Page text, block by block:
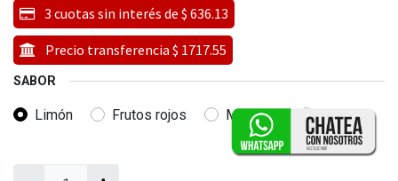
3 cuotas sin interés de $ 636.13
Precio transferencia $ 1717.55
SABOR
Limón Frutos rojos Manzana Naranja